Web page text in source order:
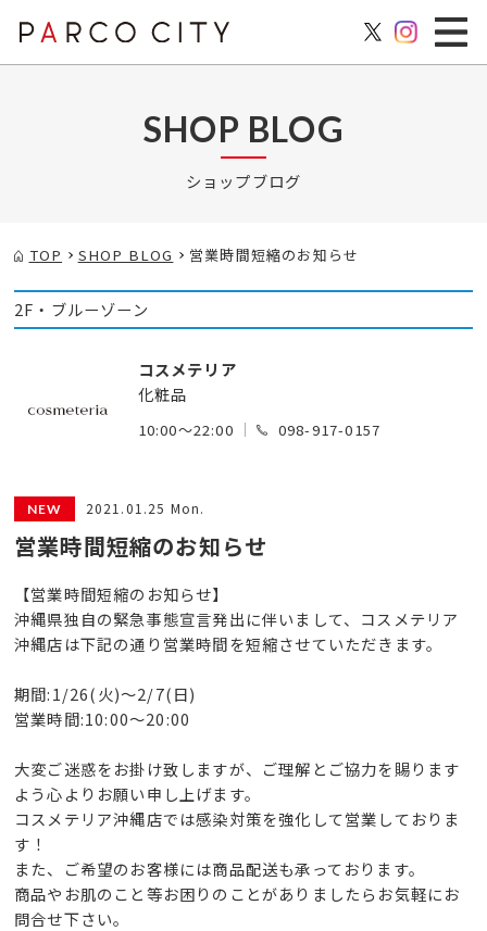
SHOP BLOG
ショップブログ
TOP SHOP BLOG 営業時間短縮のお知らせ
2F・ブルーゾーン
コスメテリア
化粧品
10:00～22:00 098-917-0157
2021.01.25 Mon.
営業時間短縮のお知らせ
【営業時間短縮のお知らせ】
沖縄県独自の緊急事態宣言発出に伴いまして、コスメテリア
沖縄店は下記の通り営業時間を短縮させていただきます。
期間:1/26(火)～2/7(日)
営業時間:10:00～20:00
大変ご迷惑をお掛け致しますが、ご理解とご協力を賜ります
よう心よりお願い申し上げます。
コスメテリア沖縄店では感染対策を強化して営業しておりま
す！
また、ご希望のお客様には商品配送も承っております。
商品やお肌のこと等お困りのことがありましたらお気軽にお
問合せ下さい。